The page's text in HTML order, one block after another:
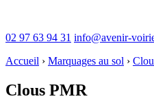
02 97 63 94 31 info@avenir-
Accueil › Marquages au sol ›
Clous PMR